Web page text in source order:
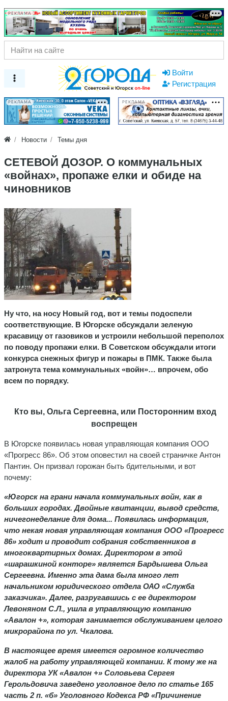
РЕКЛАМА
Войти
Регистрация
РЕКЛАМА РЕКЛАМА
Новости Темы дня
СЕТЕВОЙ ДОЗОР. О коммунальных
«войнах», пропаже елки и обиде на
чиновников
Ну что, на носу Новый год, вот и темы подоспели
соответствующие. В Югорске обсуждали зеленую
красавицу от газовиков и устроили небольшой переполох
по поводу пропажи елки. В Советском обсуждали итоги
конкурса снежных фигур и пожары в ПМК. Также была
затронута тема коммунальных «войн»… впрочем, обо
всем по порядку.
Кто вы, Ольга Сергеевна, или Посторонним вход
воспрещен
В Югорске появилась новая управляющая компания ООО
«Прогресс 86». Об этом оповестил на своей страничке Антон
Пантин. Он призвал горожан быть бдительными, и вот
почему:
«Югорск на грани начала коммунальных войн, как в
больших городах. Двойные квитанции, вывод средств,
ничегонеделание для дома... Появилась информация,
что некая новая управляющая компания ООО «Прогресс
86» ходит и проводит собрания собственников в
многоквартирных домах. Директором в этой
«шарашкиной конторе» является Бардышева Ольга
Сергеевна. Именно эта дама была много лет
начальником юридического отдела ОАО «Служба
заказчика». Далее, разругавшись с ее директором
Левоняном С.Л., ушла в управляющую компанию
«Авалон +», которая занимается обслуживанием целого
микрорайона по ул. Чкалова.
В настоящее время имеется огромное количество
жалоб на работу управляющей компании. К тому же на
директора УК «Авалон +» Соловьева Сергея
Герольдовича заведено уголовное дело по статье 165
часть 2 п. «б» Уголовного Кодекса РФ «Причинение